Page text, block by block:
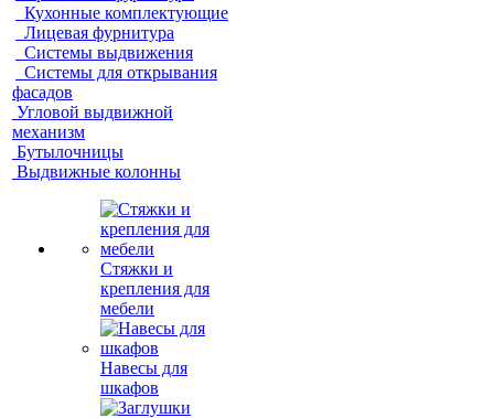
Кухонные комплектующие
Лицевая фурнитура
Системы выдвижения
Системы для открывания
фасадов
Угловой выдвижной
механизм
Бутылочницы
Выдвижные колонны
Стяжки и
крепления для
мебели
Навесы для
шкафов